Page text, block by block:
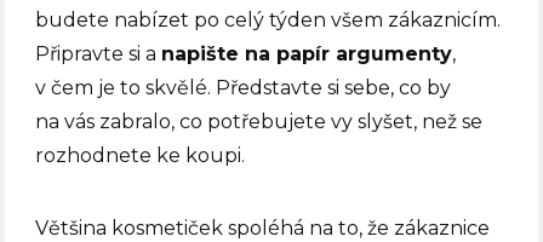
budete nabízet po celý týden všem zákaznicím.
Připravte si a napište na papír argumenty,
v čem je to skvělé. Představte si sebe, co by
na vás zabralo, co potřebujete vy slyšet, než se
rozhodnete ke koupi.
Většina kosmetiček spoléhá na to, že zákaznice